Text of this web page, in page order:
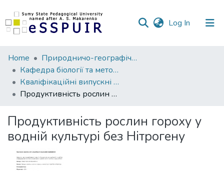
Log In (current)
Communities
&
Collections
All of DSpace
Statistics
Home
Природничо-географічний факультет
Кафедра біології та методики навчання біології
Кваліфікаційні випускні роботи здобувачів вищої освіти
Продуктивність рослин гороху у водній культурі без Нітрогену
Продуктивність рослин гороху у
водній культурі без Нітрогену